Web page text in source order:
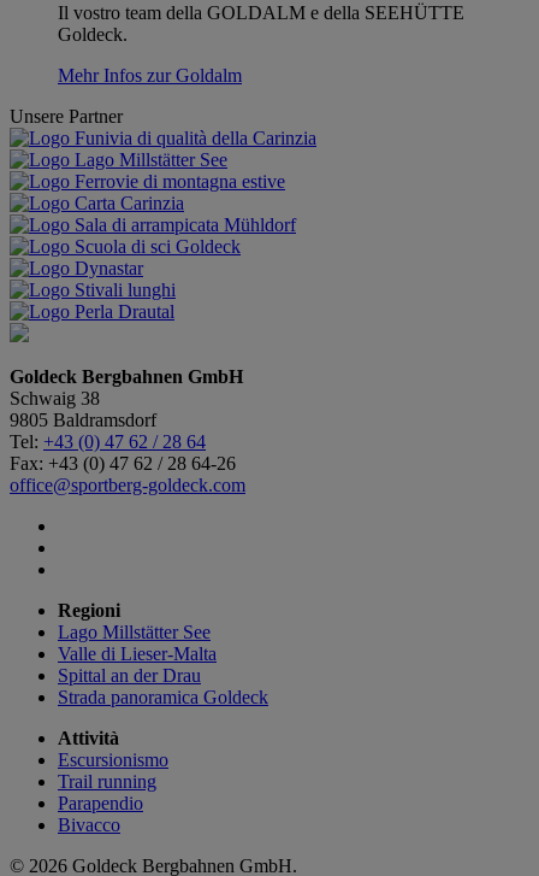
Il vostro team della GOLDALM e della SEEHÜTTE
Goldeck.
Mehr Infos zur Goldalm
Unsere Partner
Goldeck Bergbahnen GmbH
Schwaig 38
9805 Baldramsdorf
Tel: +43 (0) 47 62 / 28 64
Fax: +43 (0) 47 62 / 28 64-26
office@sportberg-goldeck.com
Regioni
Lago Millstätter See
Valle di Lieser-Malta
Spittal an der Drau
Strada panoramica Goldeck
Attività
Escursionismo
Trail running
Parapendio
Bivacco
© 2026 Goldeck Bergbahnen GmbH.